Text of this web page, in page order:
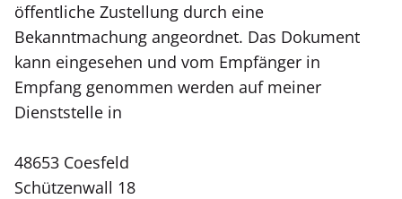
öffentliche Zustellung durch eine
Bekanntmachung angeordnet. Das Dokument
kann eingesehen und vom Empfänger in
Empfang genommen werden auf meiner
Dienststelle in
48653 Coesfeld
Schützenwall 18